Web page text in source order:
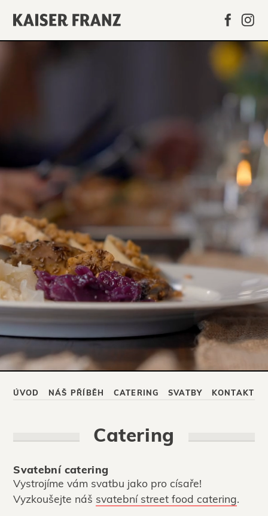
ÚVOD NÁŠ PŘÍBĚH CATERING SVATBY KONTAKT
Catering
Svatební catering
Vystrojíme vám svatbu jako pro císaře!
Vyzkoušejte náš svatební street food catering.